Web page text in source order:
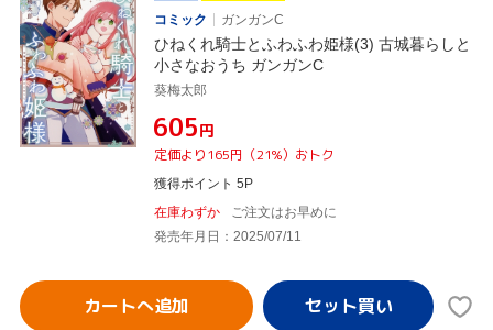
コミック
ガンガンC
ひねくれ騎士とふわふわ姫様(3) 古城暮らしと
小さなおうち ガンガンC
葵梅太郎
¥605円
定価より165円（21%）おトク
獲得ポイント 5P
在庫わずか
ご注文はお早めに
発売年月日：2025/07/11
カートへ追加